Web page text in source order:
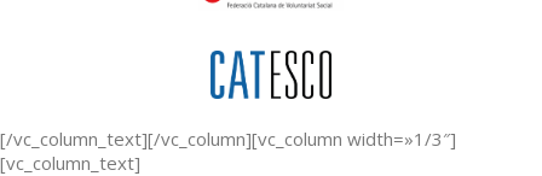
[/vc_column_text][/vc_column][vc_column width=»1/3″]
[vc_column_text]